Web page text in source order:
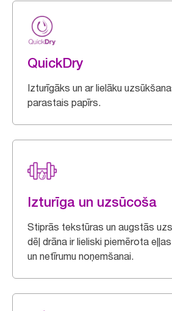
QuickDry
Izturīgāks un ar lielāku
parastais papīrs.
Izturīga un uzsūcoša
Stiprās tekstūras un augstās
dēļ drāna ir lieliski piemērota
un netīrumu noņemšanai.